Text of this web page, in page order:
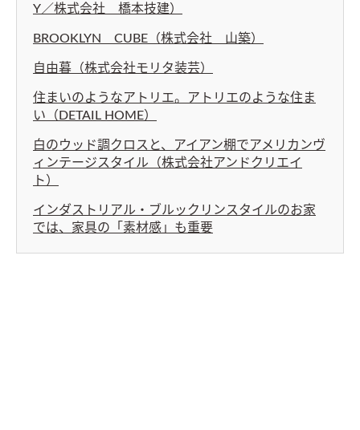
Y／株式会社 橋本技建）
BROOKLYN CUBE（株式会社 山築）
自由暮（株式会社モリタ装芸）
住まいのようなアトリエ。アトリエのような住ま
い（DETAIL HOME）
白のウッド調クロスと、アイアン棚でアメリカンヴ
ィンテージスタイル（株式会社アンドクリエイ
ト）
インダストリアル・ブルックリンスタイルのお家
では、家具の「素材感」も重要